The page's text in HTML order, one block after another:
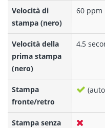
Velocità di
stampa (nero)
60 ppm
Velocità della
prima stampa
(nero)
4,5
Stampa
fronte/retro
Stampa senza